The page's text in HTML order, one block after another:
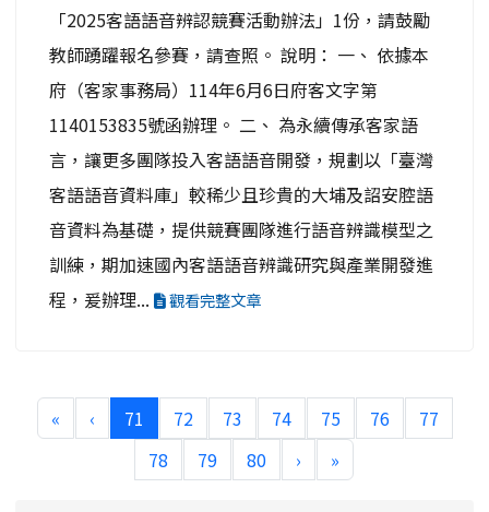
「2025客語語音辨認競賽活動辦法」1份，請鼓勵
教師踴躍報名參賽，請查照。 說明： 一、 依據本
府（客家事務局）114年6月6日府客文字第
1140153835號函辦理。 二、 為永續傳承客家語
言，讓更多團隊投入客語語音開發，規劃以「臺灣
客語語音資料庫」較稀少且珍貴的大埔及詔安腔語
音資料為基礎，提供競賽團隊進行語音辨識模型之
訓練，期加速國內客語語音辨識研究與產業開發進
程，爰辦理...
觀看完整文章
« ‹ 71 (current)
72 73 74 75 76
77
78
79 80 › »